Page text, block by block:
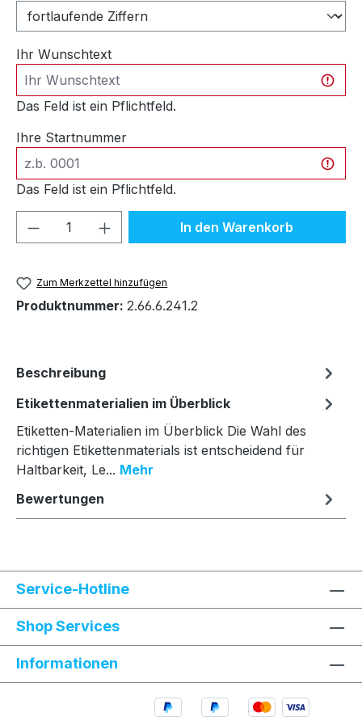
Ihr Wunschtext
Das Feld ist ein Pflichtfeld.
Ihre Startnummer
Das Feld ist ein Pflichtfeld.
Produkt Anzahl: Gib denIn den Warenkorb
Zum Merkzettel hinzufügen
Produktnummer: 2.66.6.241.2
Beschreibung
Etikettenmaterialien im Überblick
Etiketten-Materialien im Überblick Die Wahl des
richtigen Etikettenmaterials ist entscheidend für
Haltbarkeit, Le... Mehr
Bewertungen
Service-Hotline
Shop Services
Informationen